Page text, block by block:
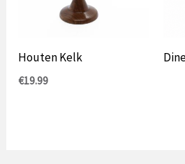
Houten Kelk
€19.99